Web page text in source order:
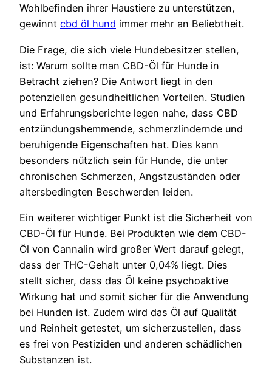
Wohlbefinden ihrer Haustiere zu unterstützen,
gewinnt cbd öl hund immer mehr an Beliebtheit.
Die Frage, die sich viele Hundebesitzer stellen,
ist: Warum sollte man CBD-Öl für Hunde in
Betracht ziehen? Die Antwort liegt in den
potenziellen gesundheitlichen Vorteilen. Studien
und Erfahrungsberichte legen nahe, dass CBD
entzündungshemmende, schmerzlindernde und
beruhigende Eigenschaften hat. Dies kann
besonders nützlich sein für Hunde, die unter
chronischen Schmerzen, Angstzuständen oder
altersbedingten Beschwerden leiden.
Ein weiterer wichtiger Punkt ist die Sicherheit von
CBD-Öl für Hunde. Bei Produkten wie dem CBD-
Öl von Cannalin wird großer Wert darauf gelegt,
dass der THC-Gehalt unter 0,04% liegt. Dies
stellt sicher, dass das Öl keine psychoaktive
Wirkung hat und somit sicher für die Anwendung
bei Hunden ist. Zudem wird das Öl auf Qualität
und Reinheit getestet, um sicherzustellen, dass
es frei von Pestiziden und anderen schädlichen
Substanzen ist.